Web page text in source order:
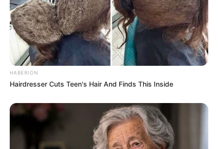
(foto: vulcanopost)
5. Tak hanya tempat makan, kantin Shopee juga
menyediakan berbagai camilan dan minuman. Selain
bekerja, ternyata Shopee juga cocok untuk ngopi
cantik bukan?
HABERION
Hairdresser Cuts Teen's Hair And Finds This Inside